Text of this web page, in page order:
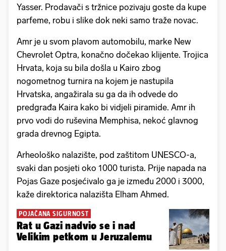
Yasser. Prodavači s tržnice pozivaju goste da kupe
parfeme, robu i slike dok neki samo traže novac.
Amr je u svom plavom automobilu, marke New
Chevrolet Optra, konačno dočekao klijente. Trojica
Hrvata, koja su bila došla u Kairo zbog
nogometnog turnira na kojem je nastupila
Hrvatska, angažirala su ga da ih odvede do
predgrađa Kaira kako bi vidjeli piramide. Amr ih
prvo vodi do ruševina Memphisa, nekoć glavnog
grada drevnog Egipta.
Arheološko nalazište, pod zaštitom UNESCO-a,
svaki dan posjeti oko 1000 turista. Prije napada na
Pojas Gaze posjećivalo ga je između 2000 i 3000,
kaže direktorica nalazišta Elham Ahmed.
POJAČANA SIGURNOST
Rat u Gazi nadvio se i nad
Velikim petkom u Jeruzalemu